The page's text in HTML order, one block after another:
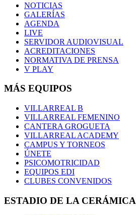
NOTICIAS
GALERÍAS
AGENDA
LIVE
SERVIDOR AUDIOVISUAL
ACREDITACIONES
NORMATIVA DE PRENSA
V PLAY
MÁS EQUIPOS
VILLARREAL B
VILLARREAL FEMENINO
CANTERA GROGUETA
VILLARREAL ACADEMY
CAMPUS Y TORNEOS
ÚNETE
PSICOMOTRICIDAD
EQUIPOS EDI
CLUBES CONVENIDOS
ESTADIO DE LA CERÁMICA